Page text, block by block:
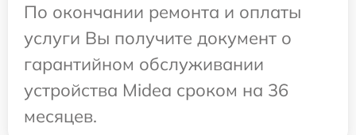
По окончании ремонта и оплаты
услуги Вы получите документ о
гарантийном обслуживании
устройства Midea сроком на 36
месяцев.